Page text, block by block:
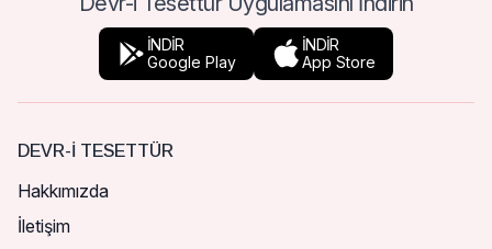
İNDİR
Google Play
İNDİR
App Store
DEVR-I TESETTÜR
Hakkımızda
İletişim